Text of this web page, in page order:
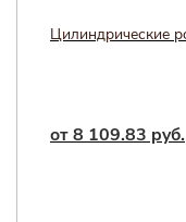
Цилиндрические
от 8 109.83 руб.